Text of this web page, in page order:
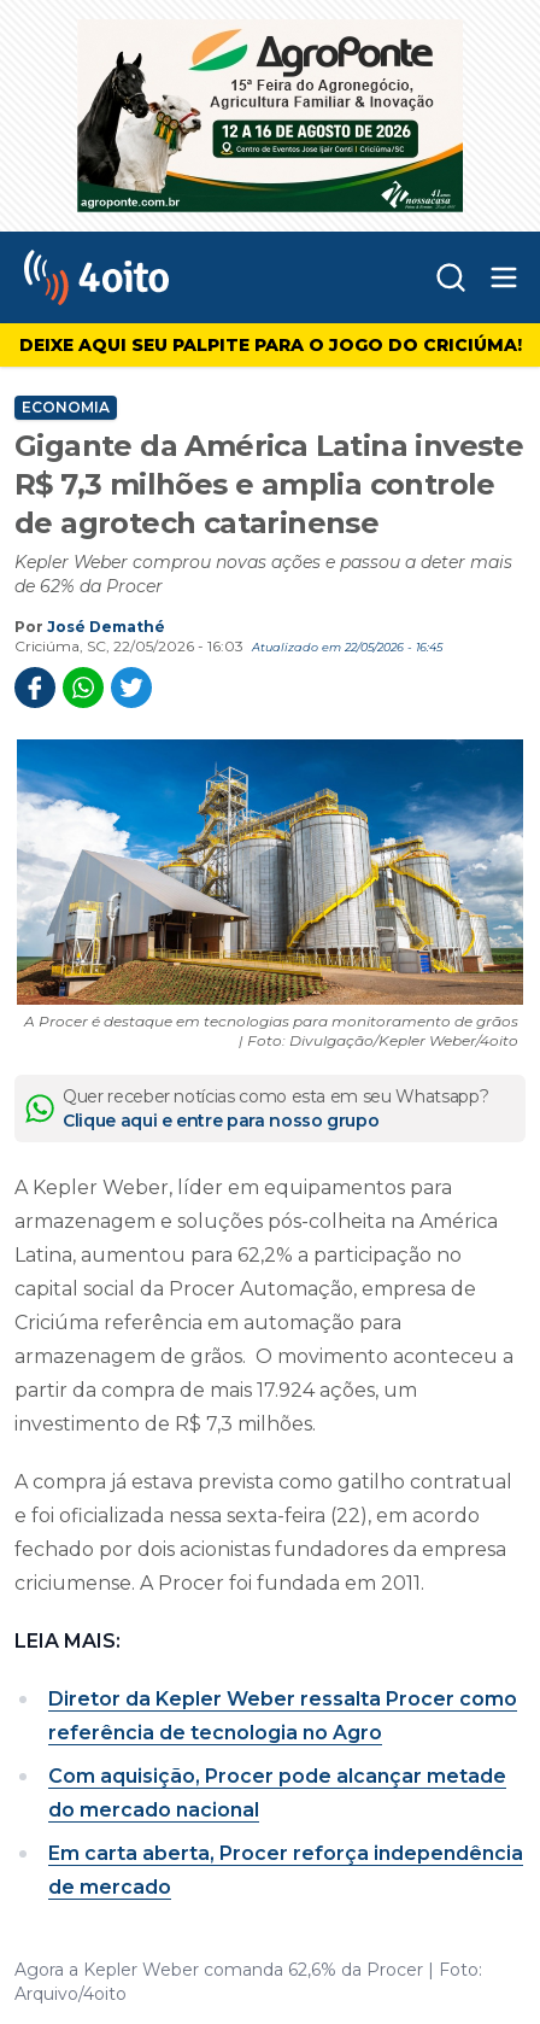
4oito
DEIXE AQUI SEU PALPITE PARA O JOGO DO CRICIÚMA!
ECONOMIA
Gigante da América Latina investe
R$ 7,3 milhões e amplia controle
de agrotech catarinense
Kepler Weber comprou novas ações e passou a deter mais
de 62% da Procer
Por José Demathé
Criciúma, SC, 22/05/2026 - 16:03
Atualizado em 22/05/2026 - 16:45
A Procer é destaque em tecnologias para monitoramento de grãos
| Foto: Divulgação/Kepler Weber/4oito
Quer receber notícias como esta em seu Whatsapp?
Clique aqui e entre para nosso grupo
A Kepler Weber, líder em equipamentos para
armazenagem e soluções pós-colheita na América
Latina, aumentou para 62,2% a participação no
capital social da Procer Automação, empresa de
Criciúma referência em automação para
armazenagem de grãos. O movimento aconteceu a
partir da compra de mais 17.924 ações, um
investimento de R$ 7,3 milhões.
A compra já estava prevista como gatilho contratual
e foi oficializada nessa sexta-feira (22), em acordo
fechado por dois acionistas fundadores da empresa
criciumense. A Procer foi fundada em 2011.
LEIA MAIS:
Diretor da Kepler Weber ressalta Procer como
referência de tecnologia no Agro
Com aquisição, Procer pode alcançar metade
do mercado nacional
Em carta aberta, Procer reforça independência
de mercado
Agora a Kepler Weber comanda 62,6% da Procer | Foto:
Arquivo/4oito